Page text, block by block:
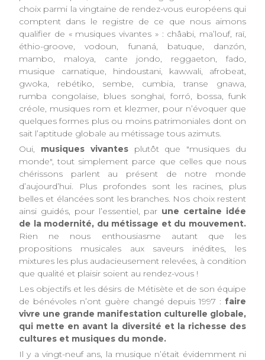
choix parmi la vingtaine de rendez-vous européens qui
comptent dans le registre de ce que nous aimons
qualifier de « musiques vivantes » : châabi, ma’louf, raï,
éthio-groove, vodoun, funaná, batuque, danzón,
mambo, maloya, cante jondo, reggaeton, fado,
musique carnatique, hindoustani, kawwali, afrobeat,
gwoka, rebétiko, sembe, cumbia, transe gnawa,
rumba congolaise, blues songhaï, forró, bossa, funk
créole, musiques rom et klezmer, pour n’évoquer que
quelques formes plus ou moins patrimoniales dont on
sait l’aptitude globale au métissage tous azimuts.
Oui, musiques vivantesplutôt que "musiques du
monde", tout simplement parce que celles que nous
chérissons parlent au présent de notre monde
d’aujourd’hui. Plus profondes sont les racines, plus
belles et élancées sont les branches. Nos choix restent
ainsi guidés, pour l’essentiel, par une certaine idée
de la modernité, du métissage et du mouvement.
Rien ne nous enthousiasme autant que les
propositions musicales aux saveurs inédites, les
mixtures les plus audacieusement relevées, à condition
que qualité et plaisir soient au rendez-vous !
Les objectifs et les désirs de Métisète et de son équipe
de bénévoles n’ont guère changé depuis 1997 : faire
vivre une grande manifestation culturelle globale,
qui mette en avant la diversité et la richesse des
cultures et musiques du monde.
Il y a vingt-neuf ans, la musique n’était évidemment ni